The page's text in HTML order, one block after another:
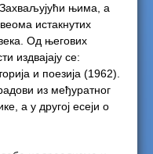
њима, а
истакнутих
Од његових
издвајају се:
и поезија (1962).
из међуратног
а у другој есеји о